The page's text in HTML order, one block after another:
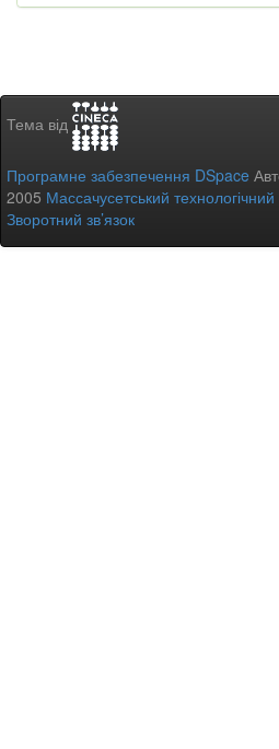
Тема від
Програмне забезпечення DSpace
2005 Массачусетський технологічний
Зворотний зв’язок